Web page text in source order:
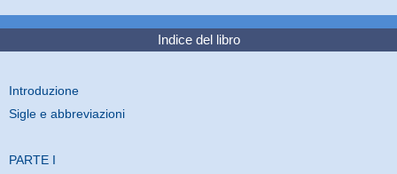
Indice del libro
Introduzione
Sigle e abbreviazioni
PARTE I